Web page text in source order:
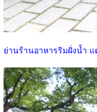
ย่านร้านอาหารริมฝั่งน้ำ